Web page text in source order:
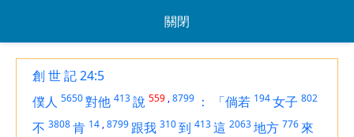
關閉
創 世 記 24:5
僕人 5650對他 413說 559 ,8799 ： 「倘若 194女子 802
不 3808肯 14 ,8799 跟我 310到 413這 2063地方 776 來